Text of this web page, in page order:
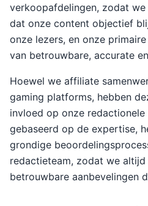
verkoopafdelingen, zodat
dat onze content objectief
onze lezers, en onze
van betrouwbare, accurate
Hoewel we affiliate
gaming platforms, hebben
invloed op onze
gebaseerd op de expertise,
grondige
redactieteam, zodat we
betrouwbare aanbevelingen